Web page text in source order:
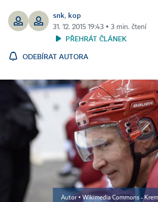
snk, kop
31. 12. 2015 19:43 ▪ 3 min. čtení
PŘEHRÁT ČLÁNEK
ODEBÍRAT AUTORA
Autor ▪ Wikimedia Commons -